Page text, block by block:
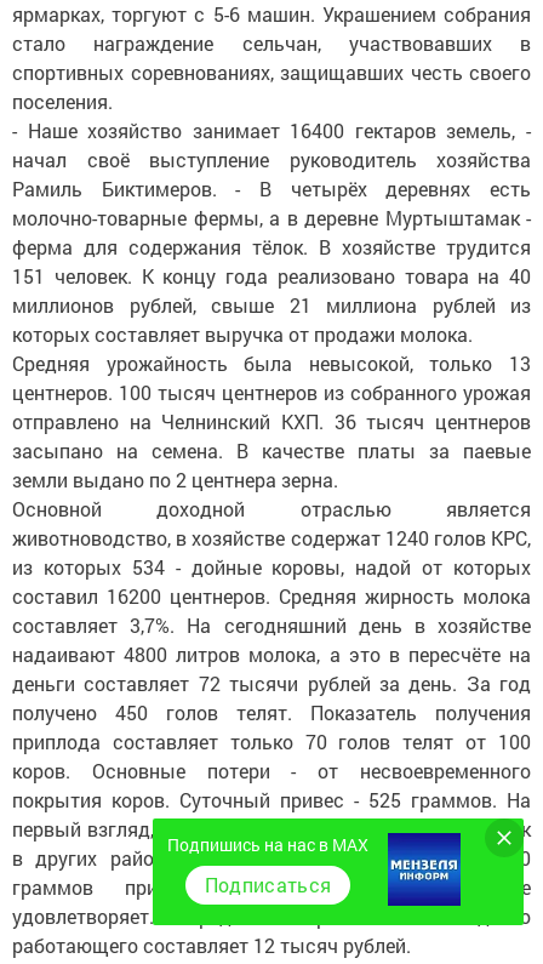
ярмарках, торгуют с 5-6 машин. Украшением собрания
стало награждение сельчан, участвовавших в
спортивных соревнованиях, защищавших честь своего
поселения.
- Наше хозяйство занимает 16400 гектаров земель, -
начал своё выступление руководитель хозяйства
Рамиль Биктимеров. - В четырёх деревнях есть
молочно-товарные фермы, а в деревне Муртыштамак -
ферма для содержания тёлок. В хозяйстве трудится
151 человек. К концу года реализовано товара на 40
миллионов рублей, свыше 21 миллиона рублей из
которых составляет выручка от продажи молока.
Средняя урожайность была невысокой, только 13
центнеров. 100 тысяч центнеров из собранного урожая
отправлено на Челнинский КХП. 36 тысяч центнеров
засыпано на семена. В качестве платы за паевые
земли выдано по 2 центнера зерна.
Основной доходной отраслью является
животноводство, в хозяйстве содержат 1240 голов КРС,
из которых 534 - дойные коровы, надой от которых
составил 16200 центнеров. Средняя жирность молока
составляет 3,7%. На сегодняшний день в хозяйстве
надаивают 4800 литров молока, а это в пересчёте на
деньги составляет 72 тысячи рублей за день. За год
получено 450 голов телят. Показатель получения
приплода составляет только 70 голов телят от 100
коров. Основные потери - от несвоевременного
покрытия коров. Суточный привес - 525 граммов. На
первый взгляд, показатель неплохой, но в то время, как
в других районах ведут речь о получении 800, 900
граммов привеса, этот показатель нас не
удовлетворяет. Средняя зарплата на одного
работающего составляет 12 тысяч рублей.
Подпишись на нас в MAX
Подписаться